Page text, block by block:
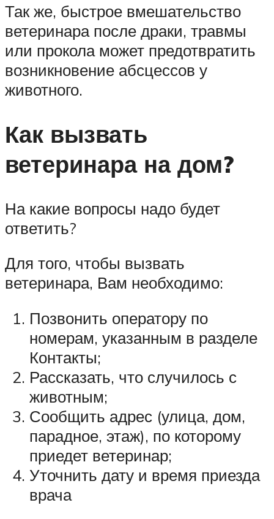
Так же, быстрое вмешательство
ветеринара после драки, травмы
или прокола может предотвратить
возникновение абсцессов у
животного.
Как вызвать
ветеринара на дом?
На какие вопросы надо будет
ответить?
Для того, чтобы вызвать
ветеринара, Вам необходимо:
Позвонить оператору по
номерам, указанным в разделе
Контакты;
Рассказать, что случилось с
животным;
Сообщить адрес (улица, дом,
парадное, этаж), по которому
приедет ветеринар;
Уточнить дату и время приезда
врача